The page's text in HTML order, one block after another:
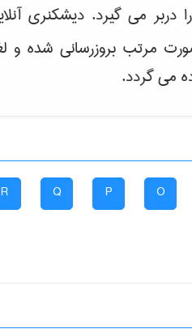
را دربر می گیرد. دیشکنری
مرتب بروزرسانی شده و
می گردد.
O
P
Q
R